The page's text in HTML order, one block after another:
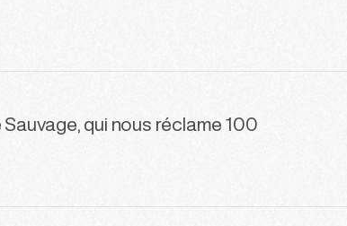
qui nous réclame 100